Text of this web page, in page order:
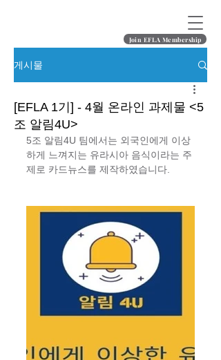
Join EFLA Membership
게시물
[EFLA 1기] - 4월 온라인 과제물 <5
조 알림4U>
5조 알림4U 팀에서는 외국인에게 이상
하게 느껴지는 유라시아 음식이라는 주
제로 카드뉴스를 제작하였습니다.